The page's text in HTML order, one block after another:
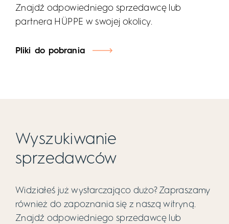
Znajdź odpowiedniego sprzedawcę lub
partnera HÜPPE w swojej okolicy.
Pliki do pobrania
Wyszukiwanie
sprzedawców
Widziałeś już wystarczająco dużo? Zapraszamy
również do zapoznania się z naszą witryną.
Znajdź odpowiedniego sprzedawcę lub